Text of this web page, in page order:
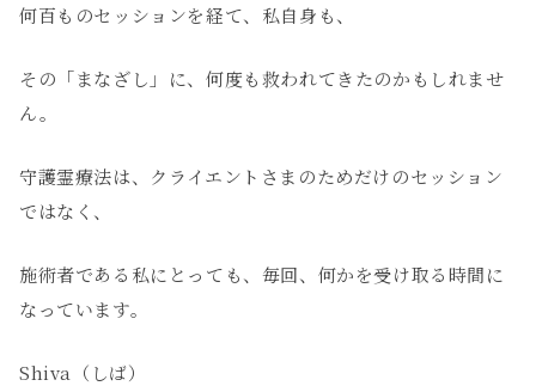
何百ものセッションを経て、私自身も、
その「まなざし」に、何度も救われてきたのかもしれませ
ん。
守護霊療法は、クライエントさまのためだけのセッション
ではなく、
施術者である私にとっても、毎回、何かを受け取る時間に
なっています。
Shiva（しば）